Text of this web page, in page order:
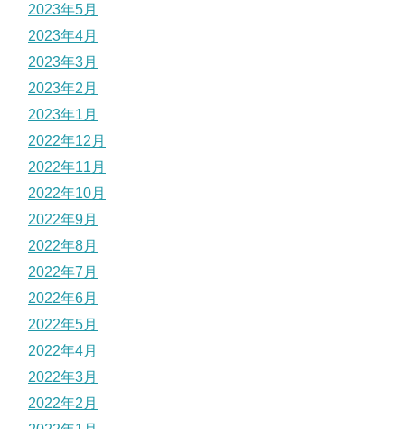
2023年5月
2023年4月
2023年3月
2023年2月
2023年1月
2022年12月
2022年11月
2022年10月
2022年9月
2022年8月
2022年7月
2022年6月
2022年5月
2022年4月
2022年3月
2022年2月